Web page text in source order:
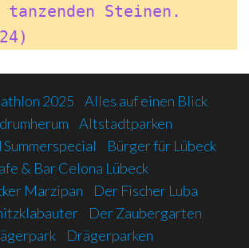
tanzenden Steinen.
2025
Alles auf einen Blick
Altstadtparken
Bürger für Lübeck
& Bar Celona Lübeck
Marzipan
Der Fischer Luba
Der Zaubergarten
Drägerparken